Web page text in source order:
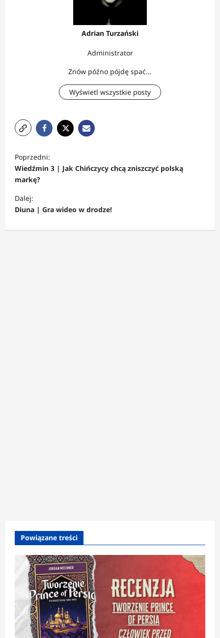
Adrian Turzański
Administrator
Znów późno pójdę spać...
Wyświetl wszystkie posty
o
b
a
c
z
Poprzedni:
Wiedźmin 3 | Jak Chińczycy chcą zniszczyć polską
markę?
Dalej:
Diuna | Gra wideo w drodze!
Powiązane treści